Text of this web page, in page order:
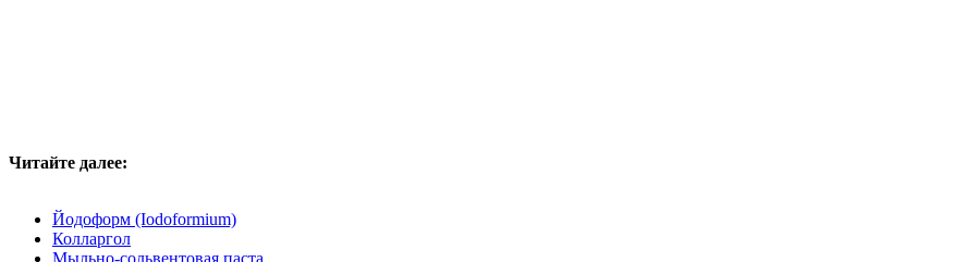
Читайте далее:
Йодоформ (Iodoformium)
Колларгол
Мыльно-сольвентовая паста